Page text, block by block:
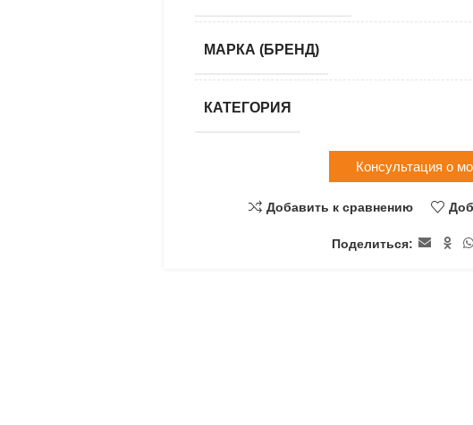
МАРКА (БРЕНД)
КАТЕГОРИЯ
Консультация о
Добавить к сравнению
Поделиться: